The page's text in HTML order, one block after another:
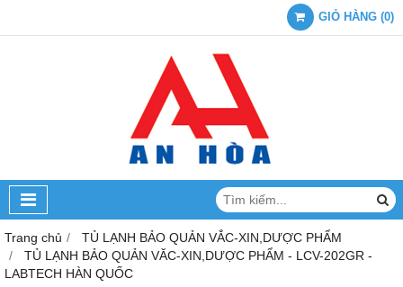
GIỎ HÀNG (0)
Trang chủ
TỦ LẠNH BẢO QUẢN VẮC-XIN,DƯỢC PHẨM
TỦ LẠNH BẢO QUẢN VĂC-XIN,DƯỢC PHẨM - LCV-202GR -
LABTECH HÀN QUỐC